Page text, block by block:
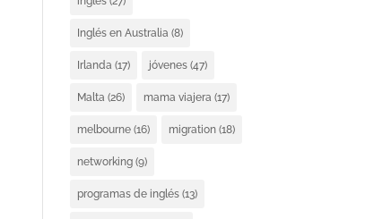
Inglés en Australia (8)
Irlanda (17) jóvenes (47)
Malta (26) mama viajera (17)
melbourne (16) migration (18)
networking (9)
programas de inglés (13)